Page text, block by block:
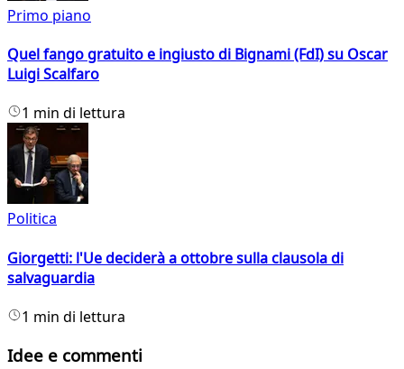
Primo piano
Quel fango gratuito e ingiusto di Bignami (FdI) su Oscar
Luigi Scalfaro
1 min di lettura
Politica
Giorgetti: l'Ue deciderà a ottobre sulla clausola di
salvaguardia
1 min di lettura
Idee e commenti